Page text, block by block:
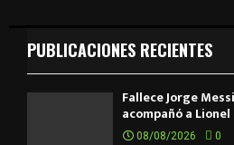
PUBLICACIONES RECIENTES
Fallece Jorge
acompañó a
08/08/2026 0